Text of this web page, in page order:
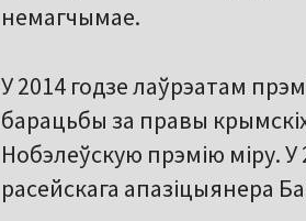
немагчымае.
У 2014 годзе лаўрэатам
барацьбы за правы
Нобэлеўскую прэмію міру.
расейскага апазіцыянера